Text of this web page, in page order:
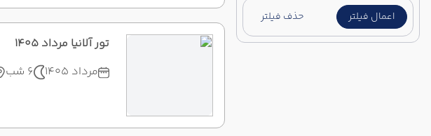
اعمال فیلتر حذف فیلتر
تور آلانیا مرداد 1405
مرداد 1405
6 شب